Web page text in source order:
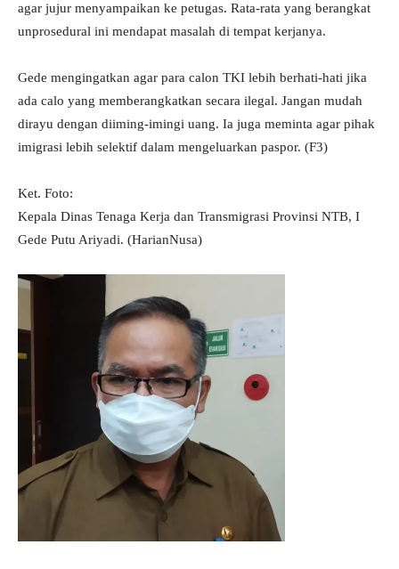
agar jujur menyampaikan ke petugas. Rata-rata yang berangkat
unprosedural ini mendapat masalah di tempat kerjanya.
Gede mengingatkan agar para calon TKI lebih berhati-hati jika
ada calo yang memberangkatkan secara ilegal. Jangan mudah
dirayu dengan diiming-imingi uang. Ia juga meminta agar pihak
imigrasi lebih selektif dalam mengeluarkan paspor. (F3)
Ket. Foto:
Kepala Dinas Tenaga Kerja dan Transmigrasi Provinsi NTB, I
Gede Putu Ariyadi. (HarianNusa)